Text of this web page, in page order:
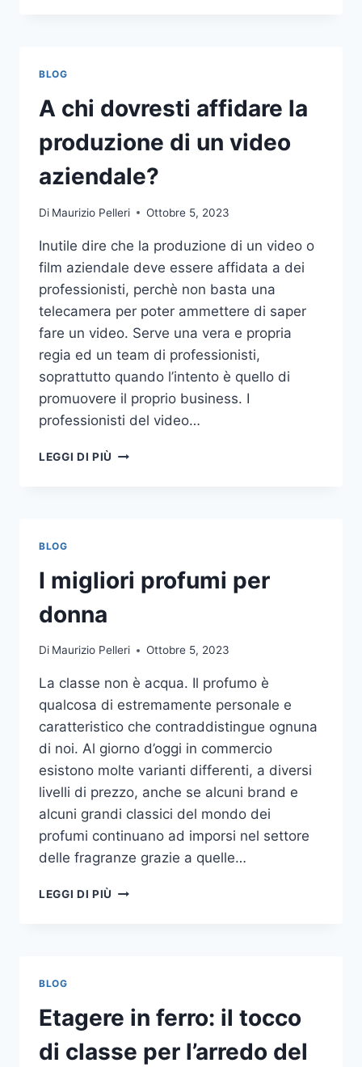
NELLE
SCOMMESSE
SPORTIVE
ONLINE
BLOG
A chi dovresti affidare la
produzione di un video
aziendale?
Di Maurizio Pelleri Ottobre 5, 2023
Inutile dire che la produzione di un video o
film aziendale deve essere affidata a dei
professionisti, perchè non basta una
telecamera per poter ammettere di saper
fare un video. Serve una vera e propria
regia ed un team di professionisti,
soprattutto quando l’intento è quello di
promuovere il proprio business. I
professionisti del video…
LEGGI DI PIÙ
VIDEO
BLOG
I migliori profumi per
donna
Di Maurizio Pelleri Ottobre 5, 2023
La classe non è acqua. Il profumo è
qualcosa di estremamente personale e
caratteristico che contraddistingue ognuna
di noi. Al giorno d’oggi in commercio
esistono molte varianti differenti, a diversi
livelli di prezzo, anche se alcuni brand e
alcuni grandi classici del mondo dei
profumi continuano ad imporsi nel settore
delle fragranze grazie a quelle…
LEGGI DI PIÙ
BLOG
Etagere in ferro: il tocco
di classe per l’arredo del